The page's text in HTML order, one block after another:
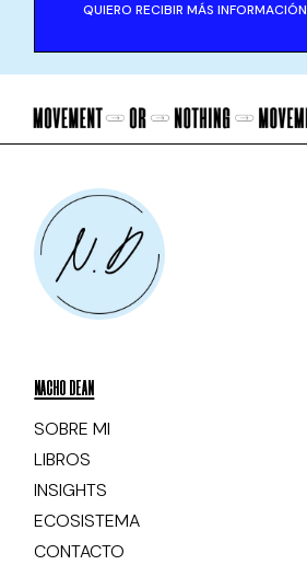
QUIERO RECIBIR MÁS INFORMACIÓN
NACHO DEAN
SOBRE MI
LIBROS
INSIGHTS
ECOSISTEMA
CONTACTO